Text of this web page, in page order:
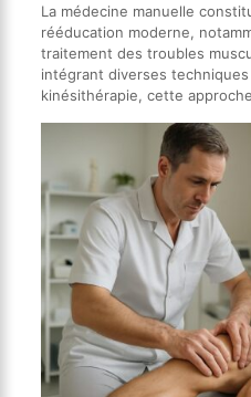
La médecine manuelle
rééducation moderne,
traitement des troubles
intégrant diverses techniques
kinésithérapie, cette